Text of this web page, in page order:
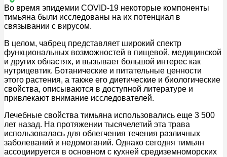
Во время эпидемии COVID-19 некоторые компоненты
тимьяна были исследованы на их потенциал в
связывании с вирусом.
В целом, чабрец представляет широкий спектр
функциональных возможностей в пищевой, медицинской
и других областях, и вызывает большой интерес как
нутрицевтик. Ботанические и питательные ценности
этого растения, а также его диетические и биологические
свойства, описываются в доступной литературе и
привлекают внимание исследователей.
Лечебные свойства тимьяна использовались еще 3 500
лет назад. На протяжении тысячелетий эта трава
использовалась для облегчения течения различных
заболеваний и недомоганий. Однако сегодня тимьян
ассоциируется в основном с кухней средиземноморских